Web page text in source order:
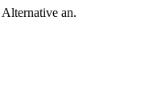
an.